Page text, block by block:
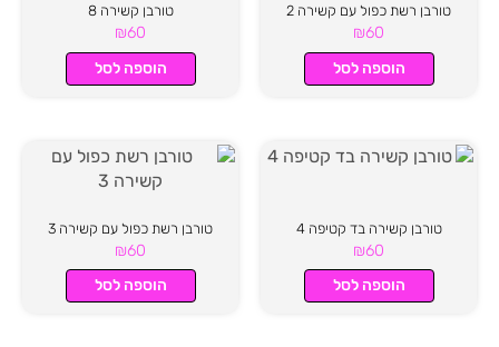
טורבן רשת כפול עם קשירה 2
₪60
הוספה לסל
טורבן קשירה 8
₪60
הוספה לסל
טורבן קשירה בד קטיפה 4
₪60
הוספה לסל
טורבן רשת כפול עם קשירה 3
₪60
הוספה לסל